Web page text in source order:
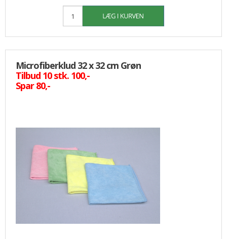
Microfiberklud 32 x 32 cm Grøn
Tilbud 10 stk. 100,-
Spar 80,-